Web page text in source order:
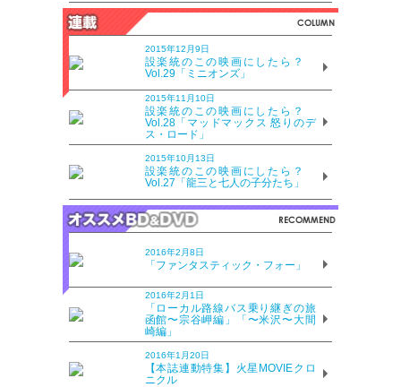
2015年12月9日
設楽統のこの映画にしたら？
Vol.29「ミニオンズ」
2015年11月10日
設楽統のこの映画にしたら？
Vol.28「マッドマックス 怒りのデ
ス・ロード」
2015年10月13日
設楽統のこの映画にしたら？
Vol.27「龍三と七人の子分たち」
2016年2月8日
「ファンタスティック・フォー」
2016年2月1日
「ローカル路線バス乗り継ぎの旅
函館〜宗谷岬編」「〜米沢〜大間
崎編」
2016年1月20日
【本誌連動特集】火星MOVIEクロ
ニクル